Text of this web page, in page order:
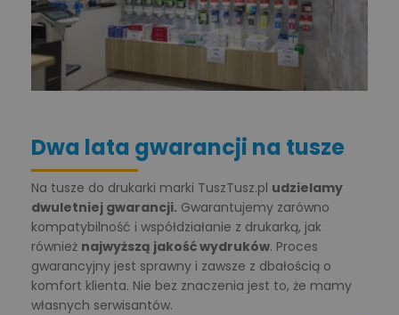
Dwa lata gwarancji na tusze
Na tusze do drukarki marki TuszTusz.pl udzielamy
dwuletniej gwarancji. Gwarantujemy zarówno
kompatybilność i współdziałanie z drukarką, jak
również najwyższą jakość wydruków. Proces
gwarancyjny jest sprawny i zawsze z dbałością o
komfort klienta. Nie bez znaczenia jest to, że mamy
własnych serwisantów.